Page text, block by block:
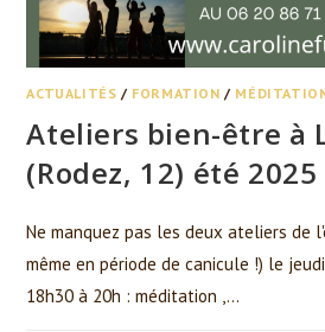
ACTUALITÉS / FORMATION /
Ateliers bien-être à
(Rodez, 12) été 2025
Ne manquez pas les deux ateliers de
même en période de canicule !) le
18h30 à 20h : méditation ,…